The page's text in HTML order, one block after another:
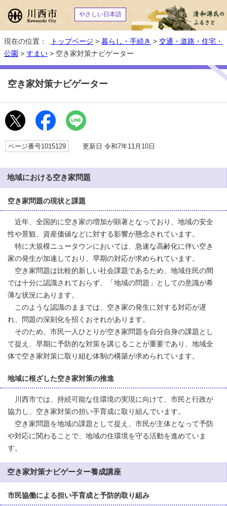
やさしい日本語
現在の位置： トップページ > 暮らし・手続き > 交通・道路・住宅・
公園 > すまい > 空き家対策ナビゲーター
空き家対策ナビゲーター
ページ番号1015129 更新日 令和7年11月10日
地域における空き家問題
空き家問題の現状と課題
近年、全国的に空き家の増加が顕著となっており、地域の安全
性や景観、資産価値などに対する影響が懸念されています。
特に大規模ニュータウンにおいては、急速な高齢化に伴い空き
家の発生が加速しており、早期の対応が求められています。
空き家問題は比較的新しい社会課題であるため、地域住民の間
では十分に認識されておらず、「地域の問題」としての意識が希
薄な状況にあります。
このような認識のままでは、空き家の発生に対する対応が遅
れ、問題の深刻化を招くおそれがあります。
そのため、市民一人ひとりが空き家問題を自分自身の課題とし
て捉え、早期に予防的な対策を講じることが重要であり、地域全
体で空き家対策に取り組む体制の構築が求められています。
地域に根ざした空き家対策の推進
川西市では、持続可能な住環境の実現に向けて、市民と行政が
協力し、空き家対策の担い手育成に取り組んでいます。
空き家問題を地域の課題として捉え、市民が主体となって予防
や対応に関わることで、地域の住環境を守る活動を進めていま
す。
空き家対策ナビゲーター養成講座
市民協働による担い手育成と予防的取り組み